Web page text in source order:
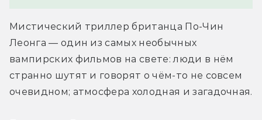
Мистический триллер британца По-Чин
Леонга — один из самых необычных
вампирских фильмов на свете: люди в нём
странно шутят и говорят о чём-то не совсем
очевидном; атмосфера холодная и загадочная.